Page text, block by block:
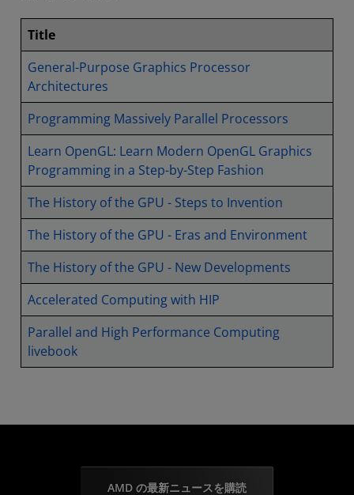
Title
General-Purpose Graphics Processor
Architectures
Programming Massively Parallel Processors
Learn OpenGL: Learn Modern OpenGL Graphics
Programming in a Step-by-Step Fashion
The History of the GPU - Steps to Invention
The History of the GPU - Eras and Environment
The History of the GPU - New Developments
Accelerated Computing with HIP
Parallel and High Performance Computing
livebook
AMD の最新ニュースを購読